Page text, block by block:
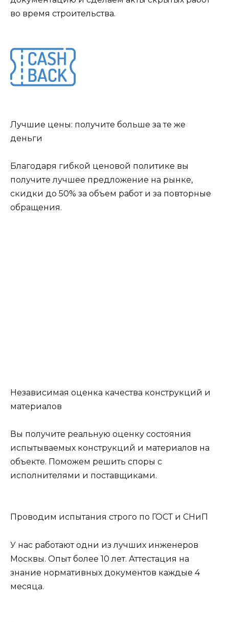
во время строительства.
Лучшие цены: получите больше за те же
деньги
Благодаря гибкой ценовой политике вы
получите лучшее предложение на рынке,
скидки до 50% за объем работ и за повторные
обращения.
Независимая оценка качества конструкций и
материалов
Вы получите реальную оценку состояния
испытываемых конструкций и материалов на
объекте. Поможем решить споры с
исполнителями и поставщиками.
Проводим испытания строго по ГОСТ и СНиП
У нас работают одни из лучших инженеров
Москвы. Опыт более 10 лет. Аттестация на
знание нормативных документов каждые 4
месяца.